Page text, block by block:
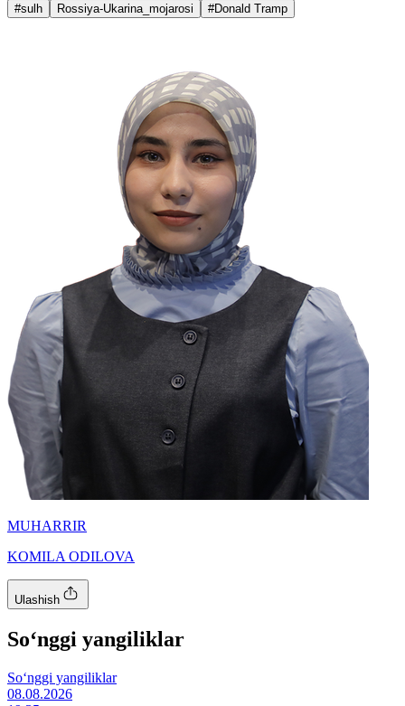
#sulh Rossiya-Ukarina_mojarosi #Donald Tramp
MUHARRIR
KOMILA ODILOVA
Ulashish
So‘nggi yangiliklar
So‘nggi yangiliklar
08.08.2026